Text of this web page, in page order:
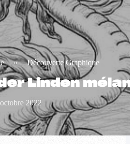
» Découverte Graphique
der Linden
2022